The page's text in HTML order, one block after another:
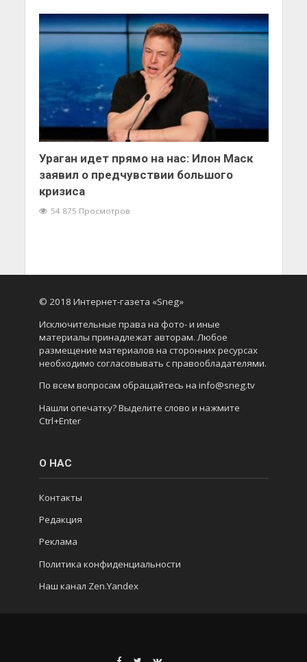
Ураган идет прямо на нас: Илон Маск
заявил о предчувствии большого
кризиса
54 875 Просмотров
© 2018 Интернет-газета «Sneg»
Исключительные права на фото- и иные
материалы принадлежат авторам. Любое
размещение материалов на сторонних ресурсах
необходимо согласовывать с правообладателями.
По всем вопросам обращайтесь на info@sneg.tv
Нашли опечатку? Выделите слово и нажмите
Ctrl+Enter
О НАС
Контакты
Редакция
Реклама
Политика конфиденциальности
Наш канал Zen.Yandex